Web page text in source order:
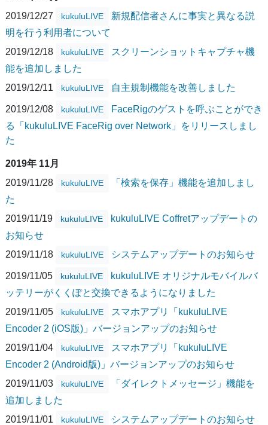
2019/12/27
kukuluLIVE
新規配信者さんに事実と異なる説
明を行う利用者について
2019/12/18
kukuluLIVE
スクリーンショットキャプチャ機
能を追加しました
2019/12/11
kukuluLIVE 自主規制機能を改善しました
2019/12/08 kukuluLIVE
FaceRigのゲストを呼ぶことができ
る「kukuluLIVE FaceRig over Network」をリリースしまし
た
2019年 11月
2019/11/28
kukuluLIVE
「検索を保存」機能を追加しまし
た
2019/11/19
kukuluLIVE
kukuluLIVE Coffretアップデートの
お知らせ
2019/11/18
kukuluLIVE システムアップデートのお知らせ
2019/11/05 kukuluLIVE
kukuluLIVE オリジナルモバイルバ
ッテリーがくくぽと交換できるようになりました
2019/11/05
kukuluLIVE
スマホアプリ「kukuluLIVE
Encoder 2 (iOS版)」バージョンアップのお知らせ
2019/11/04
kukuluLIVE
スマホアプリ「kukuluLIVE
Encoder 2 (Android版)」バージョンアップのお知らせ
2019/11/03
kukuluLIVE
「ダイレクトメッセージ」機能を
追加しました
2019/11/01
kukuluLIVE システムアップデートのお知らせ